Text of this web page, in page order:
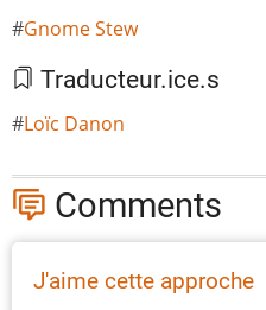
Gnome Stew
Traducteur.ice.s
Loïc Danon
Comments
J'aime cette approche